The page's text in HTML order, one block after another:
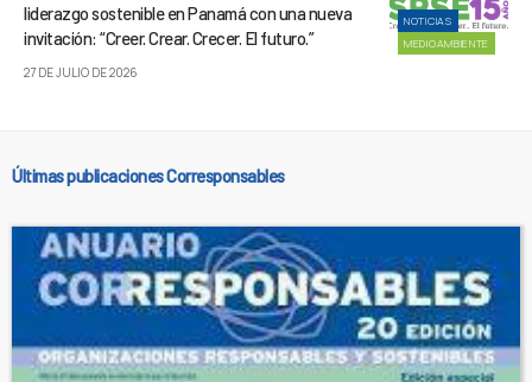
NOTICIAS
MEDIOAMBIENTE
liderazgo sostenible en Panamá con una nueva
invitación: “Creer. Crear. Crecer. El futuro.”
27 DE JULIO DE 2026
Últimas publicaciones Corresponsables